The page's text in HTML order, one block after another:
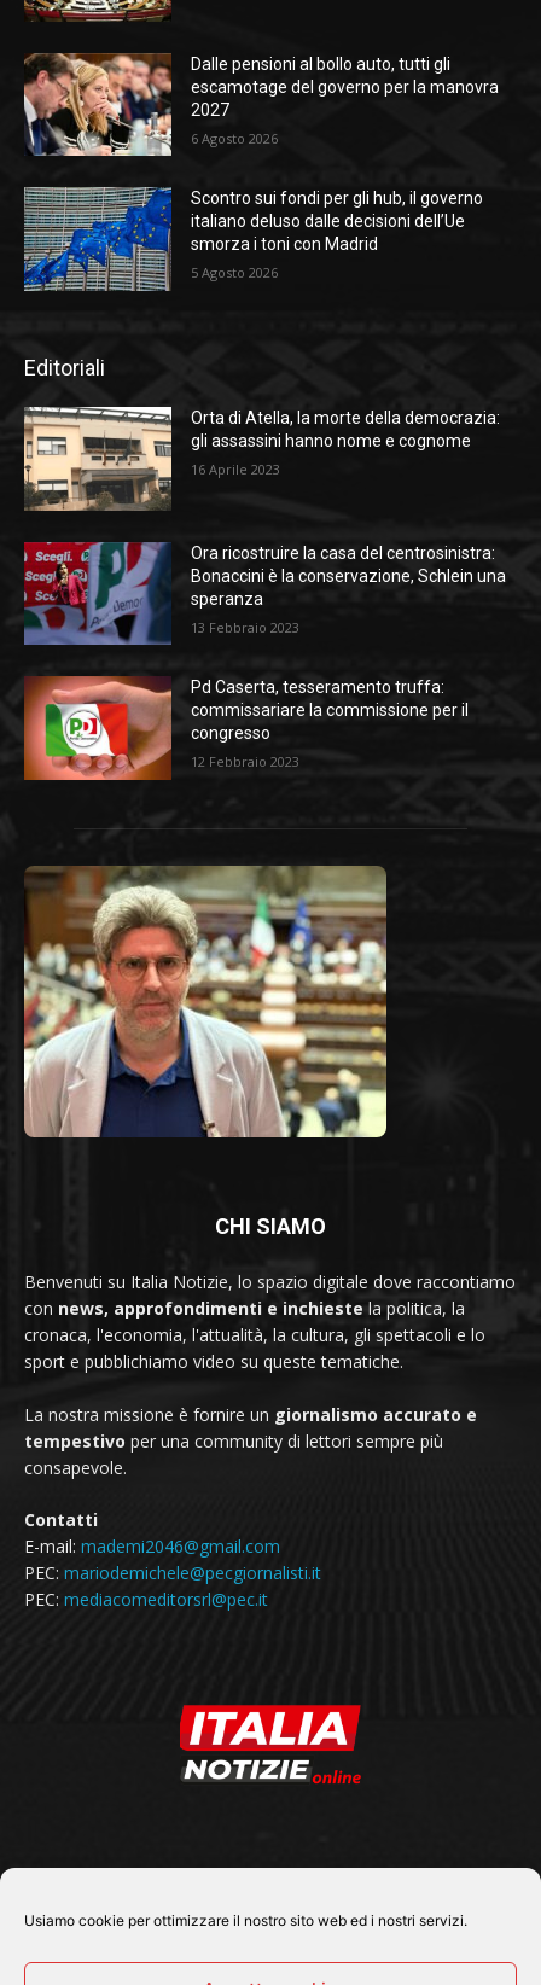
Usiamo cookie per ottimizzare il nostro sito web ed i nostri servizi.
Dalle pensioni al bollo auto, tutti gli
escamotage del governo per la manovra
2027
6 Agosto 2026
Scontro sui fondi per gli hub, il governo
italiano deluso dalle decisioni dell’Ue
smorza i toni con Madrid
5 Agosto 2026
Editoriali
Orta di Atella, la morte della democrazia:
gli assassini hanno nome e cognome
16 Aprile 2023
Ora ricostruire la casa del centrosinistra:
Bonaccini è la conservazione, Schlein una
speranza
13 Febbraio 2023
Pd Caserta, tesseramento truffa:
commissariare la commissione per il
congresso
12 Febbraio 2023
CHI SIAMO
Benvenuti su Italia Notizie, lo spazio digitale dove raccontiamo
con news, approfondimenti e inchieste la politica, la
cronaca, l'economia, l'attualità, la cultura, gli spettacoli e lo
sport e pubblichiamo video su queste tematiche.
La nostra missione è fornire un giornalismo accurato e
tempestivo per una community di lettori sempre più
consapevole.
Contatti
E-mail: mademi2046@gmail.com
PEC: mariodemichele@pecgiornalisti.it
PEC: mediacomeditorsrl@pec.it